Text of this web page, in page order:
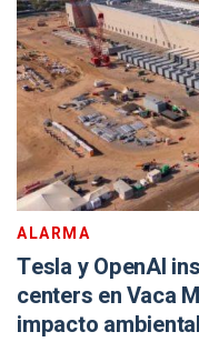
ALARMA
Tesla y OpenAI
centers en Vaca
impacto ambiental